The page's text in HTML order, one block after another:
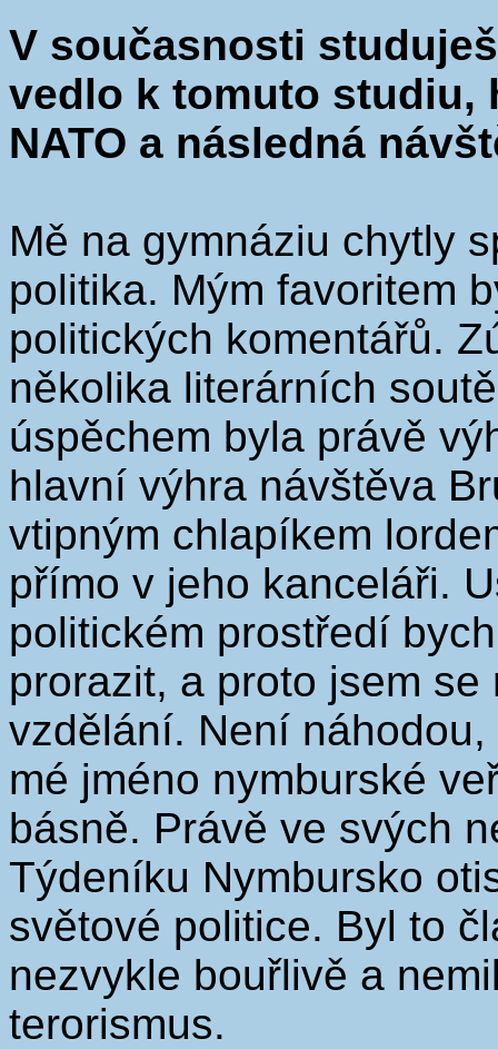
V současnosti
vedlo k tomuto studiu,
NATO a následná
Mě na gymnáziu chytly
politika. Mým favoritem
politických komentářů.
několika literárních
úspěchem byla právě
hlavní výhra návštěva
vtipným chlapíkem
přímo v jeho kanceláři.
politickém prostředí
prorazit, a proto jsem
vzdělání. Není
mé jméno nymburské
básně. Právě ve svých
Týdeníku Nymbursko
světové politice. Byl to
nezvykle bouřlivě a
terorismus.